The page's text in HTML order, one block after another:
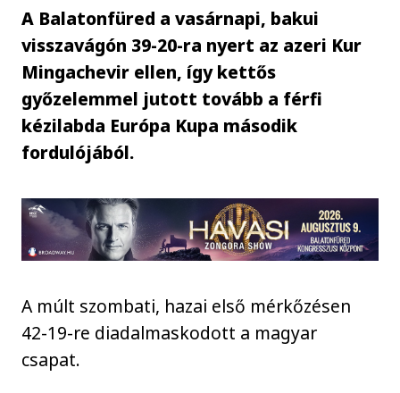
A Balatonfüred a vasárnapi, bakui
visszavágón 39-20-ra nyert az azeri Kur
Mingachevir ellen, így kettős
győzelemmel jutott tovább a férfi
kézilabda Európa Kupa második
fordulójából.
A múlt szombati, hazai első mérkőzésen
42-19-re diadalmaskodott a magyar
csapat.